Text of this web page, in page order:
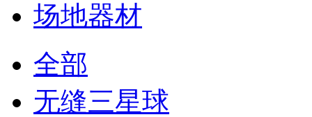
场地器材
全部
无缝三星球